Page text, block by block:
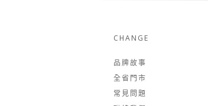
CHANGE
品牌故事
全省門市
常見問題